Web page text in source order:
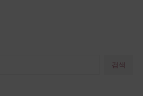
검색